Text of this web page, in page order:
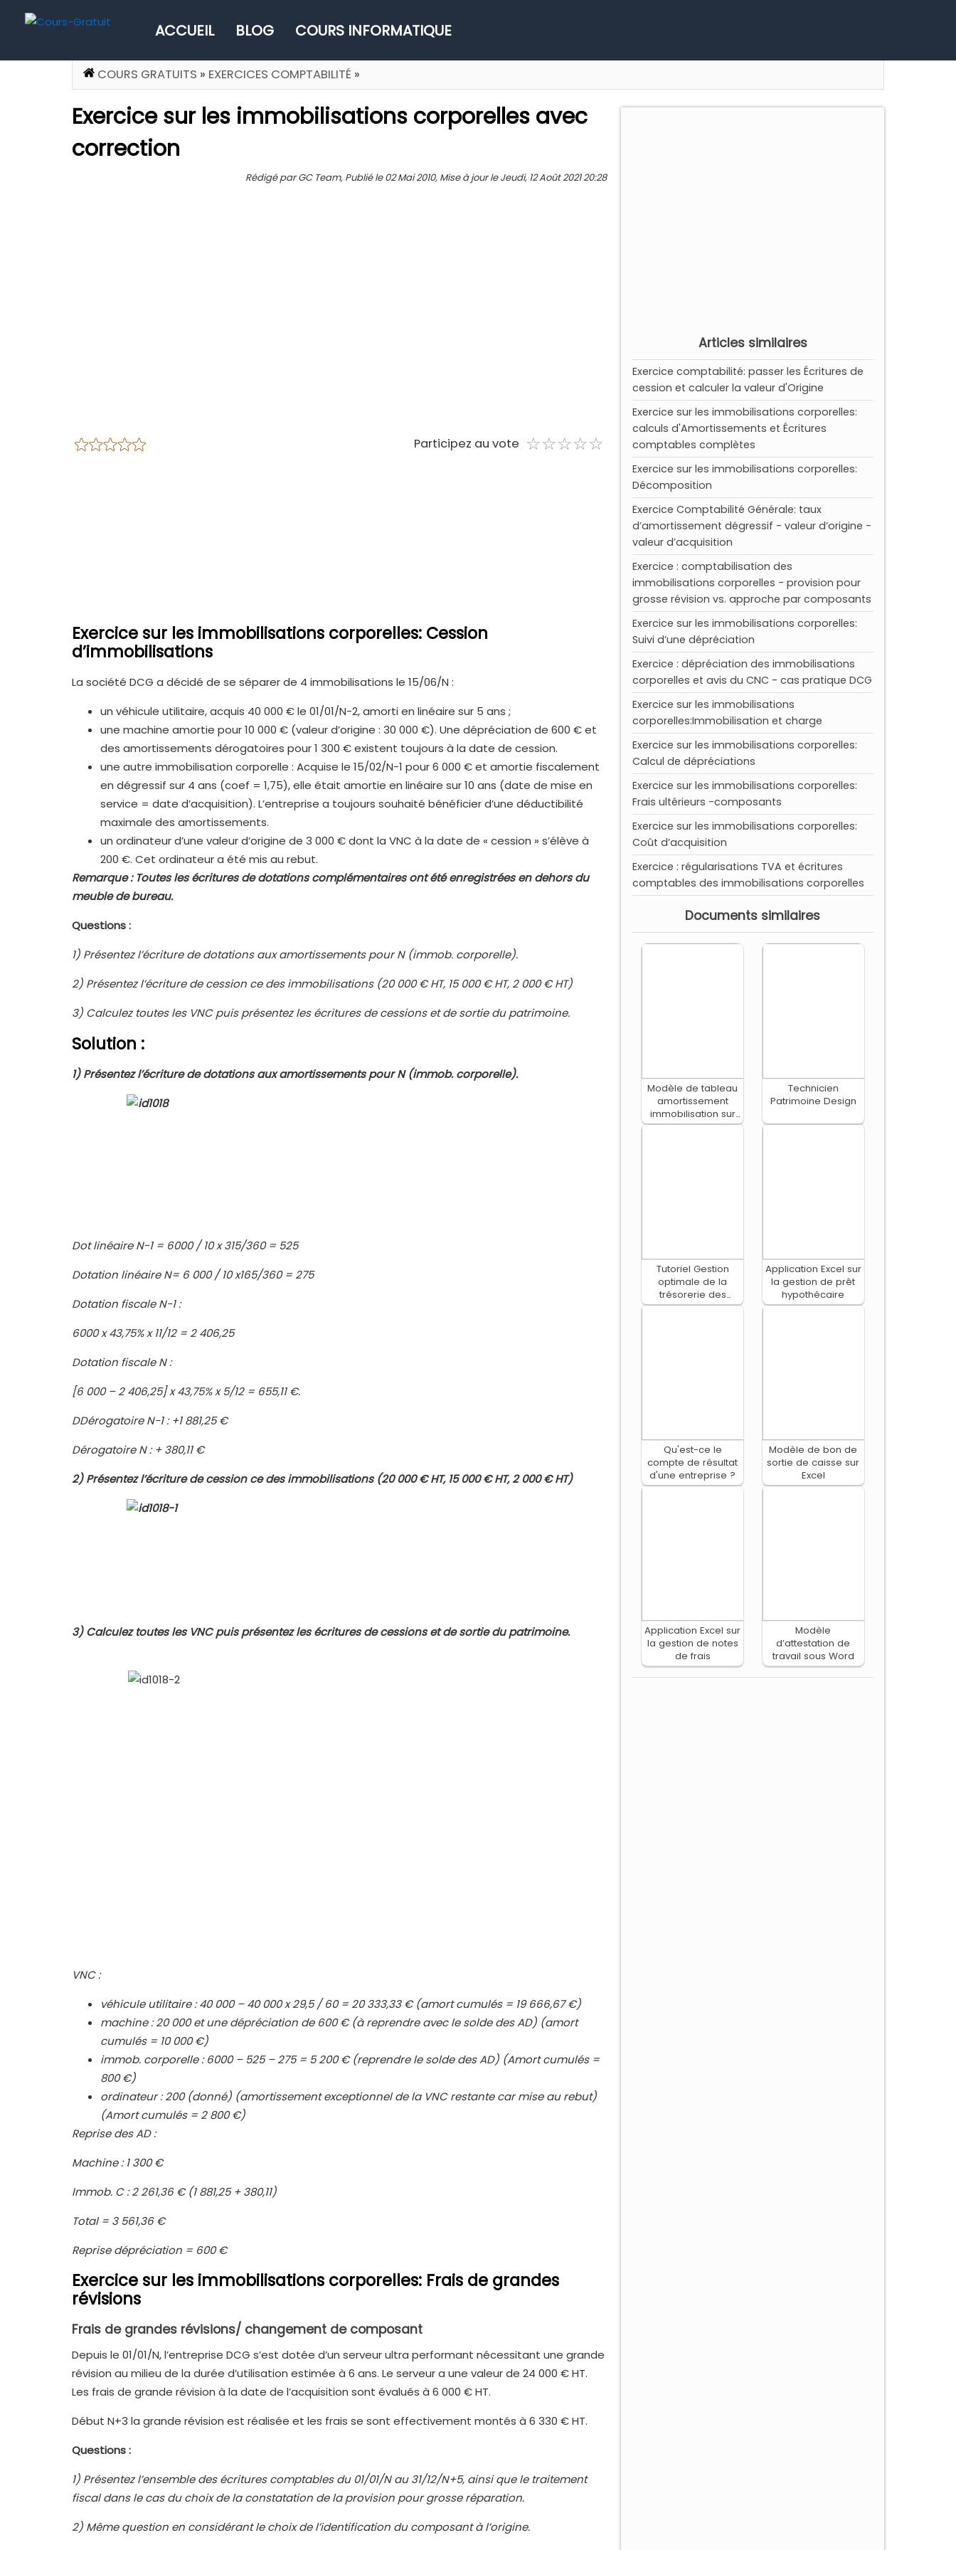
ACCUEIL BLOG COURS INFORMATIQUE
COURS GRATUITS » EXERCICES COMPTABILITÉ »
Articles similaires
Exercice comptabilité: passer les Écritures de
cession et calculer la valeur d'Origine
Exercice sur les immobilisations corporelles:
calculs d'Amortissements et Écritures
comptables complètes
Exercice sur les immobilisations corporelles:
Décomposition
Exercice Comptabilité Générale: taux
d’amortissement dégressif - valeur d’origine -
valeur d’acquisition
Exercice : comptabilisation des
immobilisations corporelles - provision pour
grosse révision vs. approche par composants
Exercice sur les immobilisations corporelles:
Suivi d’une dépréciation
Exercice : dépréciation des immobilisations
corporelles et avis du CNC - cas pratique DCG
Exercice sur les immobilisations
corporelles:Immobilisation et charge
Exercice sur les immobilisations corporelles:
Calcul de dépréciations
Exercice sur les immobilisations corporelles:
Frais ultérieurs -composants
Exercice sur les immobilisations corporelles:
Coût d’acquisition
Exercice : régularisations TVA et écritures
comptables des immobilisations corporelles
Documents similaires
Modèle de tableau
amortissement
immobilisation sur
Excel
Technicien
Patrimoine Design
Tutoriel Gestion
optimale de la
trésorerie des
entreprises
Application Excel sur
la gestion de prêt
hypothécaire
Qu'est-ce le
compte de résultat
d'une entreprise ?
Modèle de bon de
sortie de caisse sur
Excel
Application Excel sur
la gestion de notes
de frais
Modèle
d’attestation de
travail sous Word
Exercice sur les immobilisations corporelles avec
correction
Rédigé par GC Team, Publié le 02 Mai 2010, Mise à jour le Jeudi, 12 Août 2021 20:28
Participez au vote ☆☆☆☆☆
★★★★★
Exercice sur les immobilisations corporelles: Cession
d’immobilisations
La société DCG a décidé de se séparer de 4 immobilisations le 15/06/N :
un véhicule utilitaire, acquis 40 000 € le 01/01/N-2, amorti en linéaire sur 5 ans ;
une machine amortie pour 10 000 € (valeur d’origine : 30 000 €). Une dépréciation de 600 € et
des amortissements dérogatoires pour 1 300 € existent toujours à la date de cession.
une autre immobilisation corporelle : Acquise le 15/02/N-1 pour 6 000 € et amortie fiscalement
en dégressif sur 4 ans (coef = 1,75), elle était amortie en linéaire sur 10 ans (date de mise en
service = date d’acquisition). L’entreprise a toujours souhaité bénéficier d’une déductibilité
maximale des amortissements.
un ordinateur d’une valeur d’origine de 3 000 € dont la VNC à la date de « cession » s’élève à
200 €. Cet ordinateur a été mis au rebut.
Remarque : Toutes les écritures de dotations complémentaires ont été enregistrées en dehors du
meuble de bureau.
Questions :
1) Présentez l’écriture de dotations aux amortissements pour N (immob. corporelle).
2) Présentez l’écriture de cession ce des immobilisations (20 000 € HT, 15 000 € HT, 2 000 € HT)
3) Calculez toutes les VNC puis présentez les écritures de cessions et de sortie du patrimoine.
Solution :
1) Présentez l’écriture de dotations aux amortissements pour N (immob. corporelle).
Dot linéaire N-1 = 6000 / 10 x 315/360 = 525
Dotation linéaire N= 6 000 / 10 x165/360 = 275
Dotation fiscale N-1 :
6000 x 43,75% x 11/12 = 2 406,25
Dotation fiscale N :
[6 000 – 2 406,25] x 43,75% x 5/12 = 655,11 €.
DDérogatoire N-1 : +1 881,25 €
Dérogatoire N : + 380,11 €
2) Présentez l’écriture de cession ce des immobilisations (20 000 € HT, 15 000 € HT, 2 000 € HT)
3) Calculez toutes les VNC puis présentez les écritures de cessions et de sortie du patrimoine.
VNC :
véhicule utilitaire : 40 000 – 40 000 x 29,5 / 60 = 20 333,33 € (amort cumulés = 19 666,67 €)
machine : 20 000 et une dépréciation de 600 € (à reprendre avec le solde des AD) (amort
cumulés = 10 000 €)
immob. corporelle : 6000 – 525 – 275 = 5 200 € (reprendre le solde des AD) (Amort cumulés =
800 €)
ordinateur : 200 (donné) (amortissement exceptionnel de la VNC restante car mise au rebut)
(Amort cumulés = 2 800 €)
Reprise des AD :
Machine : 1 300 €
Immob. C : 2 261,36 € (1 881,25 + 380,11)
Total = 3 561,36 €
Reprise dépréciation = 600 €
Exercice sur les immobilisations corporelles: Frais de grandes
révisions
Frais de grandes révisions/ changement de composant
Depuis le 01/01/N, l’entreprise DCG s’est dotée d’un serveur ultra performant nécessitant une grande
révision au milieu de la durée d’utilisation estimée à 6 ans. Le serveur a une valeur de 24 000 € HT.
Les frais de grande révision à la date de l’acquisition sont évalués à 6 000 € HT.
Début N+3 la grande révision est réalisée et les frais se sont effectivement montés à 6 330 € HT.
Questions :
1) Présentez l’ensemble des écritures comptables du 01/01/N au 31/12/N+5, ainsi que le traitement
fiscal dans le cas du choix de la constatation de la provision pour grosse réparation.
2) Même question en considérant le choix de l’identification du composant à l’origine.